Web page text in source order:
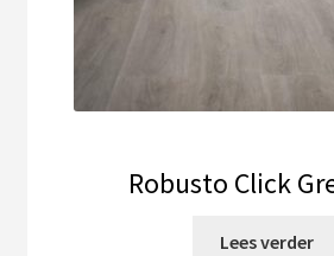
Robusto Click
Lees verder